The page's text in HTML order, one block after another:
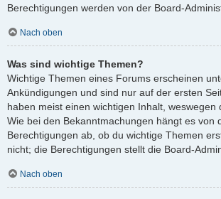
Berechtigungen werden von der Board-
Nach oben
Was sind wichtige Themen?
Wichtige Themen eines Forums erscheinen
Ankündigungen und sind nur auf der ersten
haben meist einen wichtigen Inhalt, weswegen
Wie bei den Bekanntmachungen hängt es von
Berechtigungen ab, ob du wichtige Themen
nicht; die Berechtigungen stellt die Board-
Nach oben